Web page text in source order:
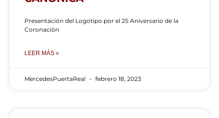
Presentación del Logotipo por el 25 Aniversario de la
Coronación
LEER MÁS »
MercedesPuertaReal febrero 18, 2023